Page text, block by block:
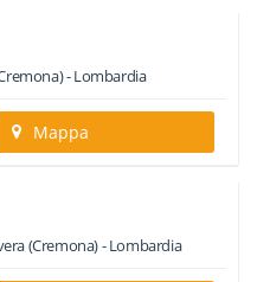
-Lombardia
Mappa
(Cremona) -Lombardia